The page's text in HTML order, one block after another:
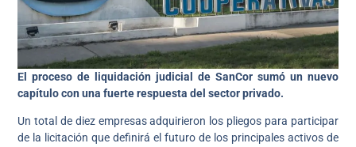
El proceso de liquidación judicial de SanCor sumó un nuevo
capítulo con una fuerte respuesta del sector privado.
Un total de diez empresas adquirieron los pliegos para participar
de la licitación que definirá el futuro de los principales activos de